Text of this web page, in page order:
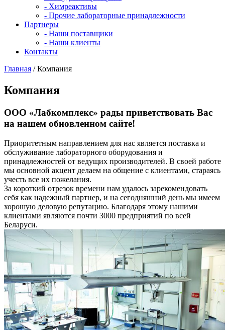
- Химреактивы
- Прочие лабораторные принадлежности
Партнеры
- Наши поставщики
- Наши клиенты
Контакты
Главная /Компания
Компания
ООО «Лабкомплекс» рады приветствовать Вас
на нашем обновленном сайте!
Приоритетным направлением для нас является поставка и
обслуживание лабораторного оборудования и
принадлежностей от ведущих производителей. В своей работе
мы основной акцент делаем на общение с клиентами, стараясь
учесть все их пожелания.
За короткий отрезок времени нам удалось зарекомендовать
себя как надежный партнер, и на сегодняшний день мы имеем
хорошую деловую репутацию. Благодаря этому нашими
клиентами являются почти 3000 предприятий по всей
Беларуси.